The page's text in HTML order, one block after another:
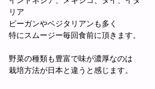
リア
ビーガンやベジタリアンも多く
特にスムージー毎回食前に頂きます。
野菜の種類も豊富で味が濃厚なのは
栽培方法が日本と違うと感じます。